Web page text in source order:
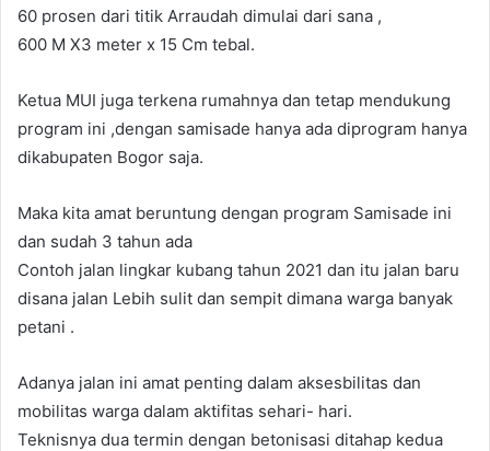
60 prosen dari titik Arraudah dimulai dari sana ,
600 M X3 meter x 15 Cm tebal.
Ketua MUI juga terkena rumahnya dan tetap mendukung
program ini ,dengan samisade hanya ada diprogram hanya
dikabupaten Bogor saja.
Maka kita amat beruntung dengan program Samisade ini
dan sudah 3 tahun ada
Contoh jalan lingkar kubang tahun 2021 dan itu jalan baru
disana jalan Lebih sulit dan sempit dimana warga banyak
petani .
Adanya jalan ini amat penting dalam aksesbilitas dan
mobilitas warga dalam aktifitas sehari- hari.
Teknisnya dua termin dengan betonisasi ditahap kedua